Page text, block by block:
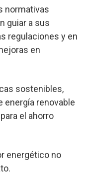
normativas
guiar a sus
regulaciones y en
en
sostenibles,
renovable
el ahorro
energético no